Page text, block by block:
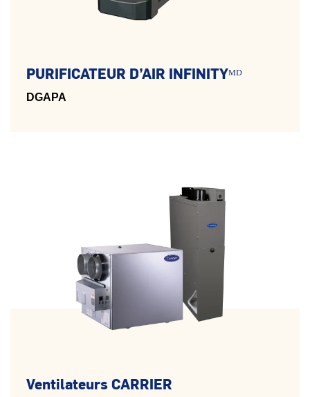
PURIFICATEUR D’AIR INFINITYᴹᴰ
DGAPA
Ventilateurs CARRIER